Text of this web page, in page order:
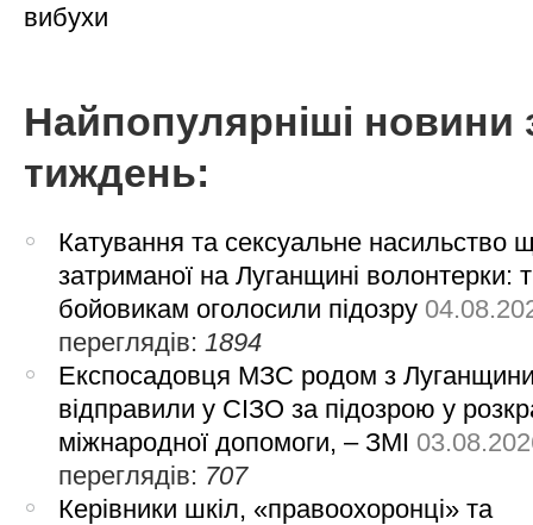
вибухи
Найпопулярніші новини
тиждень:
Катування та сексуальне насильство
затриманої на Луганщині волонтерки:
бойовикам оголосили підозру
переглядів: 1894
Експосадовця МЗС родом з
відправили у СІЗО за підозрою у
міжнародної допомоги, – ЗМІ
переглядів: 707
Керівники шкіл, «правоохоронці» та